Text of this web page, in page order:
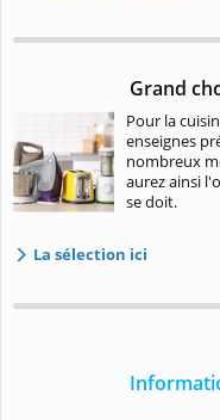
Grand
Pour la
enseignes
nombreux
aurez ainsi
se doit.
La sélection ici